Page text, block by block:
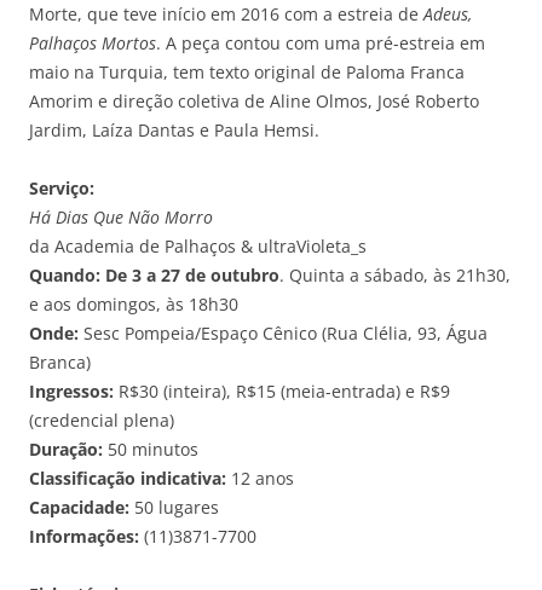
Morte, que teve início em 2016 com a estreia de Adeus,
Palhaços Mortos. A peça contou com uma pré-estreia em
maio na Turquia, tem texto original de Paloma Franca
Amorim e direção coletiva de Aline Olmos, José Roberto
Jardim, Laíza Dantas e Paula Hemsi.
Serviço:
Há Dias Que Não Morro
da Academia de Palhaços & ultraVioleta_s
Quando: De 3 a 27 de outubro. Quinta a sábado, às 21h30,
e aos domingos, às 18h30
Onde: Sesc Pompeia/Espaço Cênico (Rua Clélia, 93, Água
Branca)
Ingressos: R$30 (inteira), R$15 (meia-entrada) e R$9
(credencial plena)
Duração: 50 minutos
Classificação indicativa: 12 anos
Capacidade: 50 lugares
Informações: (11)3871-7700